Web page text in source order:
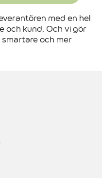
med en hel
och kund. Och vi gör
och mer